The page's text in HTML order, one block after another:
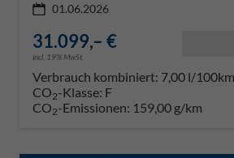
01.06.2026
31.099,– €
incl. 19% MwSt.
Verbrauch kombiniert: 7,00 l/100km
CO2-Klasse: F
CO2-Emissionen: 159,00 g/km